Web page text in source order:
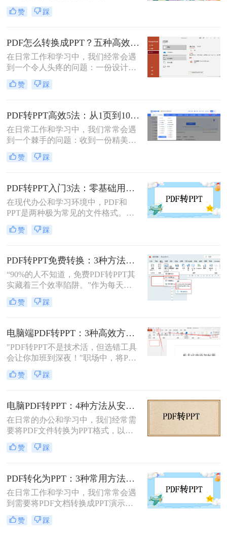
件因其跨平台性和不易修改性而广受
欢迎，而PPT则因其强大的演示功能
要将PDF文件转换为PPT格式，以便
进行编辑、修改或演示。那么pdf怎么
转换成ppt呢？本文将详细介绍几种将
PDF转换为PPT的方法，帮助您轻松
实现文件格式的转换。
赞 踩
PDF怎么转换成PPT？五种高效方法，适用不同场景全解析！
在日常工作和学习中，我们经常会遇
到一个令人头疼的问题：一份设计精
美、内容详实的PDF文档，需要被转
换为可编辑、可演示的
修改内容、调整逻辑，或是直接用于
会议汇报。然而，由于PDF格式本身
是为了稳定显示而非编辑而设计的，
这项转换工作常常伴随着格式错乱、
排版混乱、图片丢失等“车祸现场”。
赞 踩
PDF转PPT高效5法：从1页到100页，方法选择差异很大！
在日常工作和学习中，我们常常会遇
到一个棘手的问题：收到一份精美的
PDF文件，却需要将其内容用于自己
的PPT演示文稿中。PDF因其格式固
它“只读”的特性也使其内容难以直接
编辑和复用。此时，将PDF转换为可
编辑的PPT就成了一个刚性需求。
赞 踩
PDF转PPT入门3法：零基础用户的操作要点和注意事项！
在现代办公和学习环境中，PDF和
PPT是两种极为常见的文件格式。
PDF因其固定格式的特点而受到广泛
欢迎，尤其适合用于合同、学术论文
而，当这些静态内容需要被进一步编
辑或在公共场合展示时，将其转换为
PPT格式成为了一种常见的需求。那
么PDF如何转为PPT呢？本文将详细
介绍三种将PDF转换为PPT的方法，
帮助您根据自己的实际需求选择最合
赞 踩
PDF转PPT免费转换：3种方法的隐藏功能和效率差异！
“90%的人不知道，免费PDF转PPT其
实藏着三个效率陷阱。”作为每天处
理20+份文档的办公博主，我见过太
多人被“免费转换”的噱头坑过——要
要么扫描版PDF转完还是图片格式，
更有甚者因为文件包含商业数据，转
换后收到平台的“付费解锁”勒索邮
件。
赞 踩
电脑端PDF转PPT：3种高效方法的操作步骤和格式保留设置！
"PDF转PPT不是技术活，但选错工具
会让你加班到深夜！"职场中，将PDF
报告一键转化为PPT演示文稿是高频
刚需。然而，90%的办公族曾陷入“转
工”的泥潭——这不是能力问题，而
是工具选择的致命陷阱。那么怎么在
电脑上把pdf转换成ppt呢？作为深耕
电脑办公软件测评8年的博主，我亲
测30+工具，今天聚焦精准高效的转
换方案，帮你避开99%的坑。拒绝低
赞 踩
电脑PDF转PPT：4种方法从安装到输出的完整对比！
在日常的办公和学习中，我们经常需
要将PDF文件转换为PPT格式，以便
更好地进行演示和编辑。那么电脑如
何PDF转PPT呢？以下介绍四种常见
赞 踩
PDF转化为PPT：3种常用方法在不同PPT版本下的兼容性！
在日常工作和学习中，我们常常会遇
到需要将PDF文档转换成PPT演示文
稿的情况。无论是为了更好地展示信
息，还是为了方便编辑，掌握如何进
赞 踩